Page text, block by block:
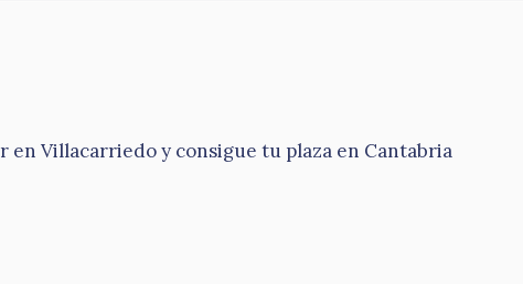
en Villacarriedo y consigue tu plaza en Cantabria